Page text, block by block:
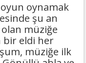
oyun oynamak
şu an
müziğe
bir eldi her
müziğe ilk